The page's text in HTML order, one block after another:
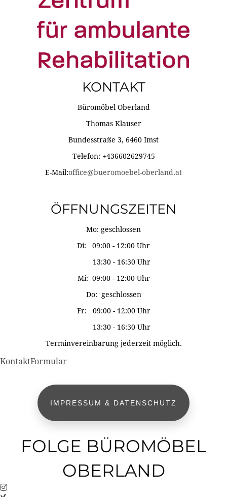
KONTAKT
Büromöbel Oberland
Thomas Klauser
Bundesstraße 3, 6460 Imst
Telefon: +436602629745
E-Mail:office@bueromoebel-oberland.at
ÖFFNUNGSZEITEN
Mo: geschlossen
Di: 09:00 - 12:00 Uhr
13:30 - 16:30 Uhr
Mi: 09:00 - 12:00 Uhr
Do: geschlossen
Fr: 09:00 - 12:00 Uhr
13:30 - 16:30 Uhr
Terminvereinbarung jederzeit möglich.
KontaktFormular
IMPRESSUM & DATENSCHUTZ
FOLGE BÜROMÖBEL
OBERLAND